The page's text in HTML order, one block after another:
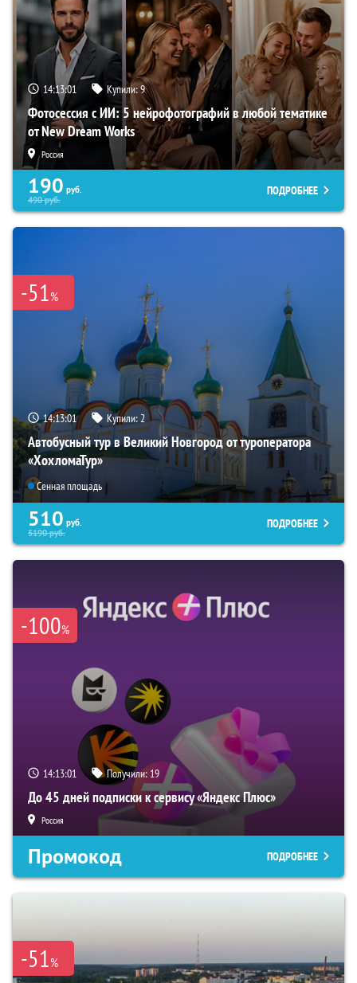
14:13:00 Купили:9
Фотосессия с ИИ: 5 нейрофотографий в любой тематике
от New Dream Works
Россия
190 руб.
490руб.
ПОДРОБНЕЕ
-51%
14:13:00 Купили:2
Автобусный тур в Великий Новгород от туроператора
«ХохломаТур»
Сенная площадь
510 руб.
5190руб.
ПОДРОБНЕЕ
-100%
14:13:00 Получили: 19
До 45 дней подписки к сервису «Яндекс Плюс»
Россия
Промокод ПОДРОБНЕЕ
-51%